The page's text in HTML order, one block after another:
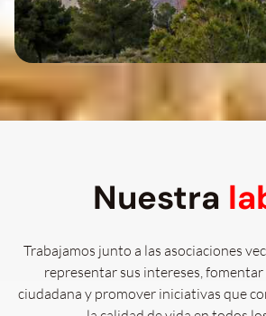
Nuestra
Trabajamos junto a las asociaciones
representar sus intereses,
ciudadana y promover iniciativas que